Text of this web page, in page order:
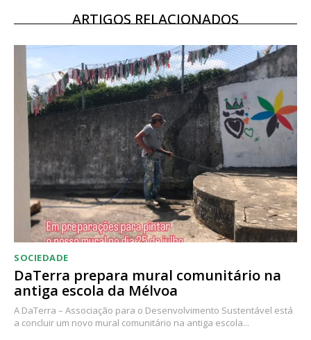
DIGITAL ANUAL
16€
12 meses
Acesso ao conteúdo online
Acesso aos conteúdos Exclusivos para
assinantes
Ofertas para assinatura anual
Escolha o plano
ARTIGOS RELACIONADOS
SOCIEDADE
DaTerra prepara mural comunitário na
antiga escola da Mélvoa
A DaTerra – Associação para o Desenvolvimento Sustentável está
a concluir um novo mural comunitário na antiga escola...